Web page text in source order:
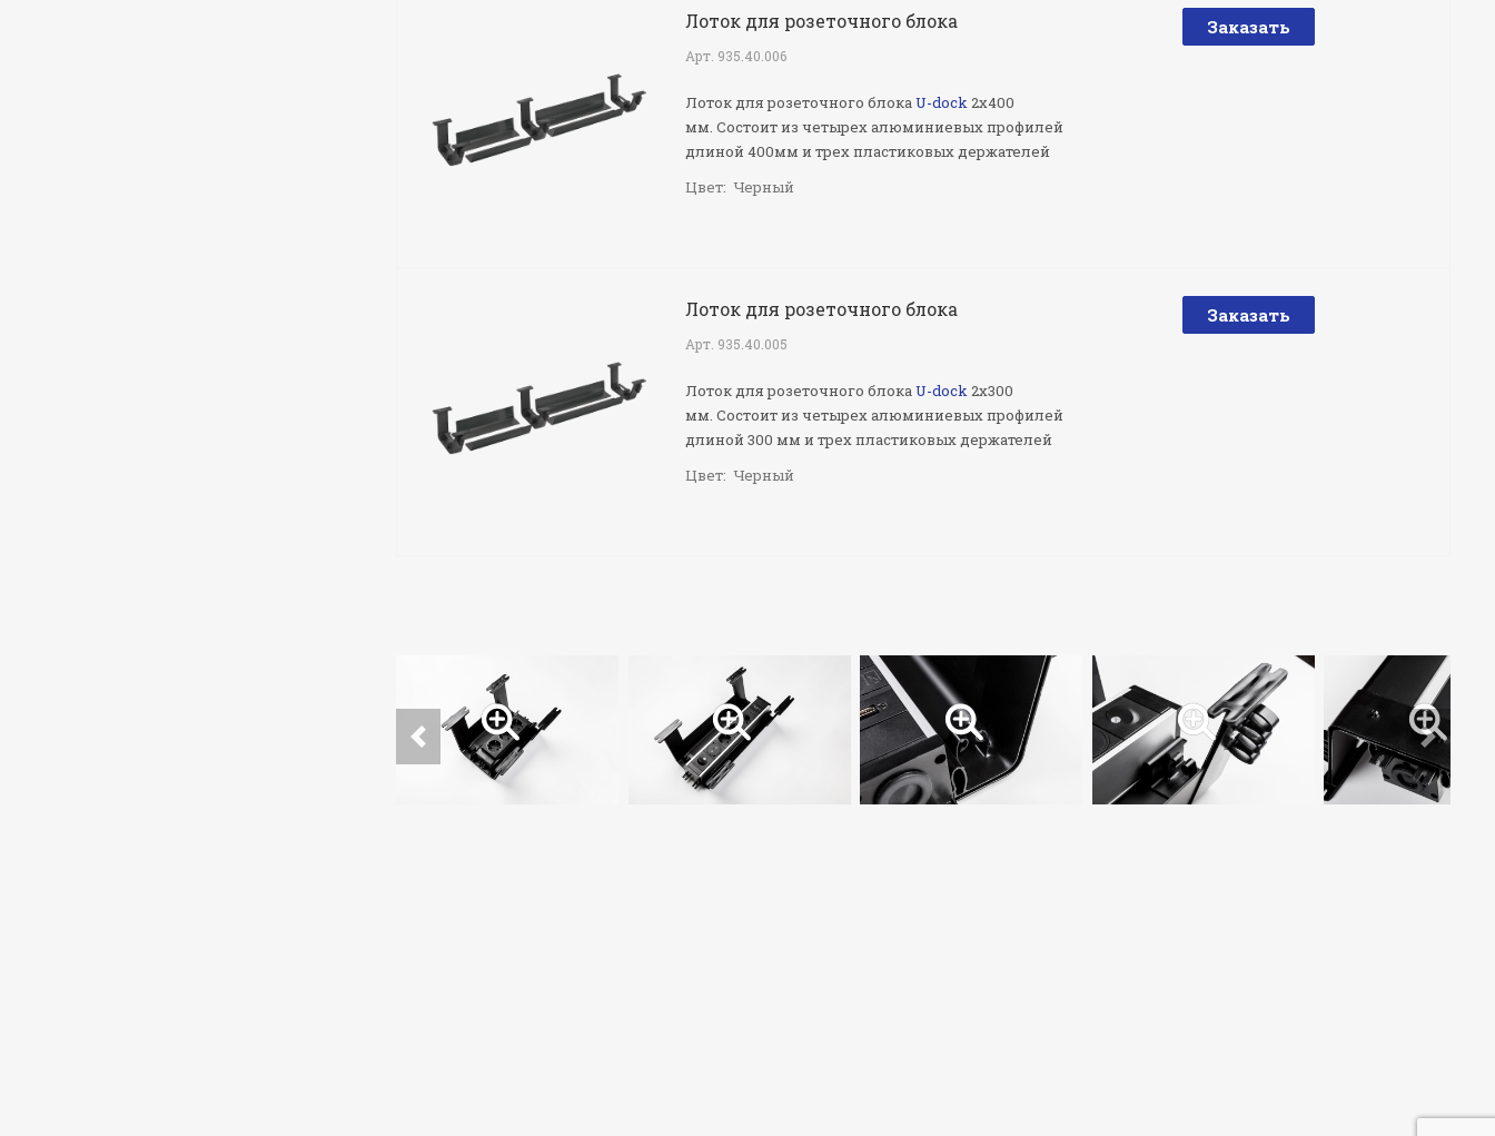
Лоток для розеточного блока
Арт. 935.40.006
Лоток для розеточного блокаU-dock2х400
мм. Состоит из четырех алюминиевых профилей
длиной 400мм и трех пластиковых держателей
Цвет: Черный
Заказать
Лоток для розеточного блока
Арт. 935.40.005
Лоток для розеточного блокаU-dock2х300
мм. Состоит из четырех алюминиевых профилей
длиной 300 мм и трех пластиковых держателей
Цвет: Черный
Заказать